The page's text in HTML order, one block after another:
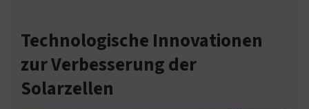
Technologische Innovationen
zur Verbesserung der
Solarzellen